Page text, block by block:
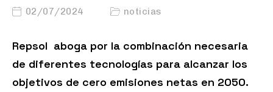
02/07/2024 noticias
Repsol aboga por la combinación necesaria
de diferentes tecnologías para alcanzar los
objetivos de cero emisiones netas en 2050.